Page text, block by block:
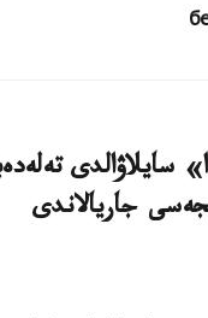
سايلاۋالدى
جاريالاندى